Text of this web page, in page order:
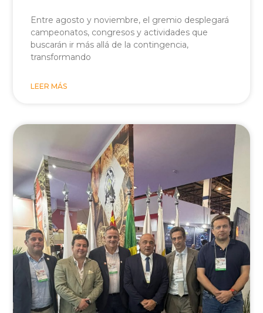
Entre agosto y noviembre, el gremio desplegará
campeonatos, congresos y actividades que
buscarán ir más allá de la contingencia,
transformando
LEER MÁS